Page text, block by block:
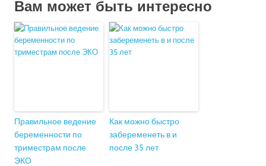
Вам может быть интересно
Правильное ведение
беременности по
триместрам после
ЭКО
Как можно быстро
забеременеть в и
после 35 лет